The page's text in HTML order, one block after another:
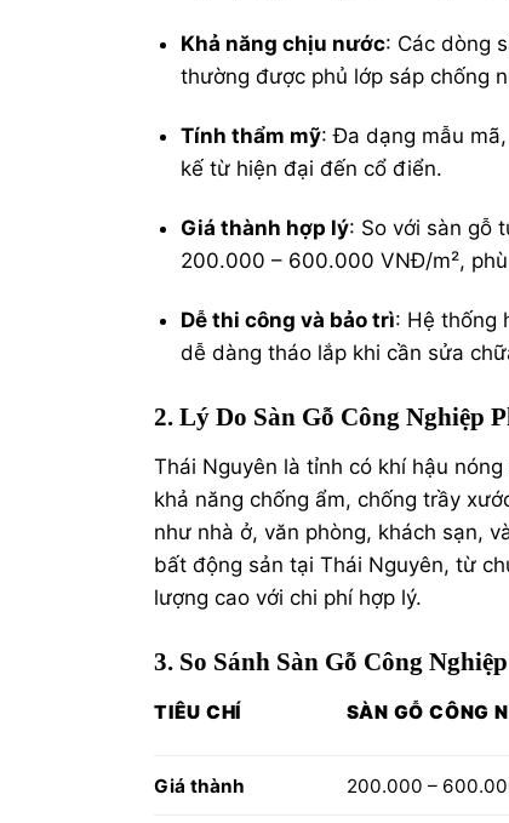
Khả năng chịu nước: Các dòng
thường được phủ lớp sáp chống
Tính thẩm mỹ: Đa dạng mẫu
kế từ hiện đại đến cổ điển.
Giá thành hợp lý: So với sàn gỗ
200.000 – 600.000 VNĐ/m²,
Dễ thi công và bảo trì: Hệ thống
dễ dàng tháo lắp khi cần sửa
2. Lý Do Sàn Gỗ Công Nghiệp
Thái Nguyên là tỉnh có khí hậu
khả năng chống ẩm, chống trầy
như nhà ở, văn phòng, khách sạn,
bất động sản tại Thái Nguyên, từ
lượng cao với chi phí hợp lý.
3. So Sánh Sàn Gỗ Công
TIÊU CHÍ SÀN GỖ CÔNG
Giá thành 200.000 –